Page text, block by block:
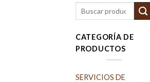
CATEGORÍA DE
PRODUCTOS
SERVICIOS DE